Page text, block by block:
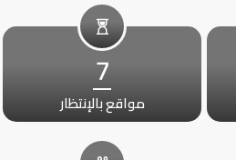
7
مواقع بالإنتظار